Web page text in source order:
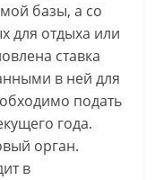
базы, а со
для отдыха или
ставка
в ней для
подать
года.
орган.
в